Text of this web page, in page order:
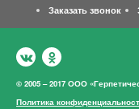
Заказать звонок
© 2005 – 2017 ООО
Политика